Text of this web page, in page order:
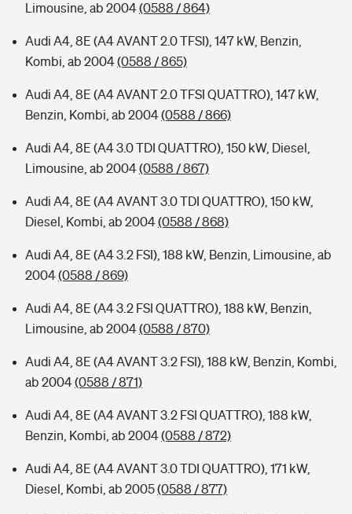
Limousine, ab 2004(0588 / 864)
Audi A4, 8E (A4 AVANT 2.0 TFSI), 147 kW, Benzin,
Kombi, ab 2004(0588 / 865)
Audi A4, 8E (A4 AVANT 2.0 TFSI QUATTRO), 147 kW,
Benzin, Kombi, ab 2004(0588 / 866)
Audi A4, 8E (A4 3.0 TDI QUATTRO), 150 kW, Diesel,
Limousine, ab 2004(0588 / 867)
Audi A4, 8E (A4 AVANT 3.0 TDI QUATTRO), 150 kW,
Diesel, Kombi, ab 2004(0588 / 868)
Audi A4, 8E (A4 3.2 FSI), 188 kW, Benzin, Limousine, ab
2004(0588 / 869)
Audi A4, 8E (A4 3.2 FSI QUATTRO), 188 kW, Benzin,
Limousine, ab 2004(0588 / 870)
Audi A4, 8E (A4 AVANT 3.2 FSI), 188 kW, Benzin, Kombi,
ab 2004(0588 / 871)
Audi A4, 8E (A4 AVANT 3.2 FSI QUATTRO), 188 kW,
Benzin, Kombi, ab 2004(0588 / 872)
Audi A4, 8E (A4 AVANT 3.0 TDI QUATTRO), 171 kW,
Diesel, Kombi, ab 2005(0588 / 877)